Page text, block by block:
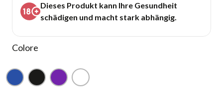
Dieses Produkt kann Ihre Gesundheit
schädigen und macht stark abhängig.
Colore
Blu Nero Viola Bianco